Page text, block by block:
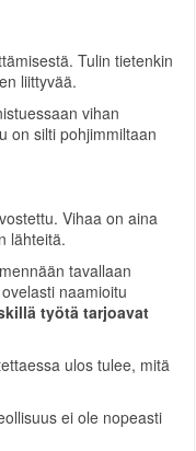
Tulin tietenkin
liittyvää.
vihan
on silti pohjimmiltaan
Vihaa on aina
lähteitä.
tavallaan
naamioitu
työtä tarjoavat
ulos tulee, mitä
ei ole nopeasti